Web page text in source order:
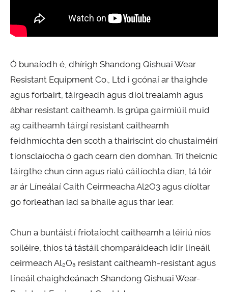
Ó bunaíodh é, dhírigh Shandong Qishuai Wear
Resistant Equipment Co., Ltd i gcónaí ar thaighde
agus forbairt, táirgeadh agus díol trealamh agus
ábhar resistant caitheamh. Is grúpa gairmiúil muid
ag caitheamh táirgí resistant caitheamh
feidhmíochta den scoth a thairiscint do chustaiméirí
tionsclaíocha ó gach cearn den domhan. Trí theicníc
táirgthe chun cinn agus rialú cáilíochta dian, tá tóir
ar ár Líneálaí Caith Ceirmeacha Al2O3 agus díoltar
go forleathan iad sa bhaile agus thar lear.
Chun a buntáistí friotaíocht caitheamh a léiriú níos
soiléire, thíos tá tástáil chomparáideach idir líneáil
ceirmeach Al₂O₃ resistant caitheamh-resistant agus
líneáil chaighdeánach Shandong Qishuai Wear-